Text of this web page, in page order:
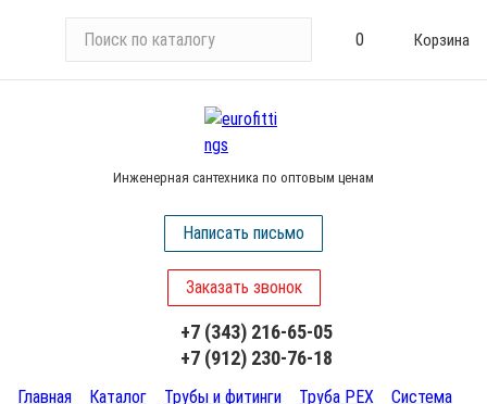
и
у
0 Корзина
Инженерная сантехника по оптовым ценам
Написать письмо
Заказать звонок
+7 (343) 216-65-05
+7 (912) 230-76-18
Главная Каталог Трубы и фитинги Труба PEX
Система